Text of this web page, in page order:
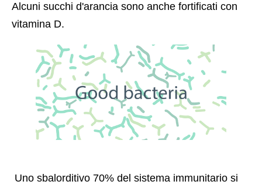
Alcuni succhi d'arancia sono anche fortificati con
vitamina D.